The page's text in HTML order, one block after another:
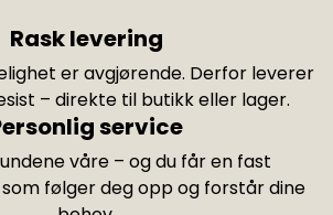
service
våre – og du får en fast
følger deg opp og forstår dine
Rask levering
er avgjørende. Derfor leverer
– direkte til butikk eller lager.